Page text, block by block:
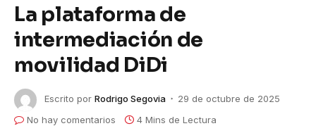
La plataforma de
intermediación de
movilidad DiDi
Escrito por Rodrigo Segovia
29 de octubre de 2025
No hay comentarios
4 Mins de Lectura